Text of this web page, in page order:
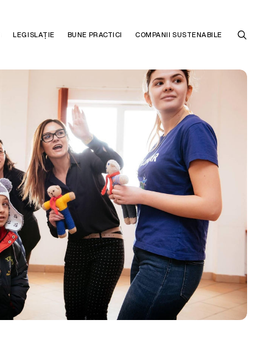
LEGISLAȚIE BUNE PRACTICI COMPANII SUSTENABILE